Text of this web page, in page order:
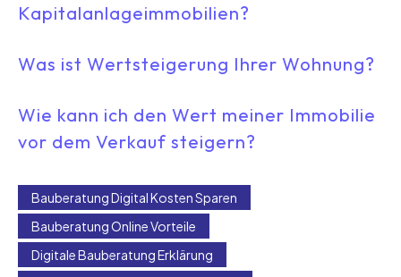
Kapitalanlageimmobilien?
Was ist Wertsteigerung Ihrer Wohnung?
Wie kann ich den Wert meiner Immobilie
vor dem Verkauf steigern?
Bauberatung Digital Kosten Sparen
Bauberatung Online Vorteile
Digitale Bauberatung Erklärung